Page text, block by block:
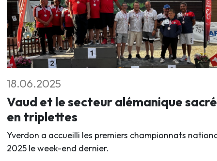
18.06.2025
Vaud et le secteur alémanique
en triplettes
Yverdon a accueilli les premiers championnats
2025 le week-end dernier.